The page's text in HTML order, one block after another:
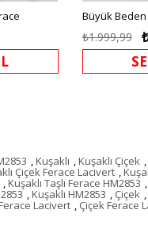
Büyük Beden
₺1.999,99
,Kuşaklı ,Kuşaklı Çiçek ,
Çiçek Ferace Lacivert ,
,Kuşaklı Taşlı Ferace HM2853 ,
,Kuşaklı HM2853 , Çiçek ,
Lacivert , Çiçek Ferace